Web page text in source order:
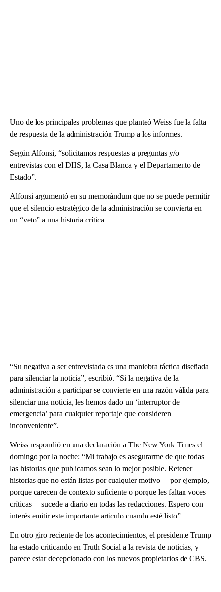
Uno de los principales problemas que planteó Weiss fue la falta
de respuesta de la administración Trump a los informes.
Según Alfonsi, “solicitamos respuestas a preguntas y/o
entrevistas con el DHS, la Casa Blanca y el Departamento de
Estado”.
Alfonsi argumentó en su memorándum que no se puede permitir
que el silencio estratégico de la administración se convierta en
un “veto” a una historia crítica.
“Su negativa a ser entrevistada es una maniobra táctica diseñada
para silenciar la noticia”, escribió. “Si la negativa de la
administración a participar se convierte en una razón válida para
silenciar una noticia, les hemos dado un ‘interruptor de
emergencia’ para cualquier reportaje que consideren
inconveniente”.
Weiss respondió en una declaración a The New York Times el
domingo por la noche: “Mi trabajo es asegurarme de que todas
las historias que publicamos sean lo mejor posible. Retener
historias que no están listas por cualquier motivo —por ejemplo,
porque carecen de contexto suficiente o porque les faltan voces
críticas— sucede a diario en todas las redacciones. Espero con
interés emitir este importante artículo cuando esté listo”.
En otro giro reciente de los acontecimientos, el presidente Trump
ha estado criticando en Truth Social a la revista de noticias, y
parece estar decepcionado con los nuevos propietarios de CBS.